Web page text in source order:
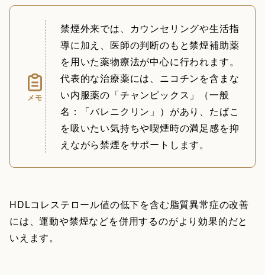
メモ
禁煙外来では、カウンセリングや生活指
導に加え、医師の判断のもと禁煙補助薬
を用いた薬物療法が中心に行われます。
代表的な治療薬には、ニコチンを含まな
い内服薬の「チャンピックス」（一般
名：「バレニクリン」）があり、たばこ
を吸いたい気持ちや喫煙時の満足感を抑
えながら禁煙をサポートします。
HDLコレステロール値の低下を含む脂質異常症の改善
には、運動や禁煙などを併用するのがより効果的だと
いえます。